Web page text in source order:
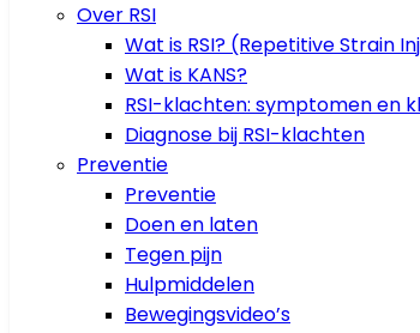
Over RSI
Wat is RSI? (Repetitive Strain
Wat is KANS?
RSI-klachten: symptomen en
Diagnose bij RSI-klachten
Preventie
Preventie
Doen en laten
Tegen pijn
Hulpmiddelen
Bewegingsvideo’s